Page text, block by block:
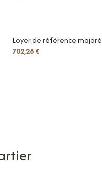
Loyer de référence majoré
702,28 €